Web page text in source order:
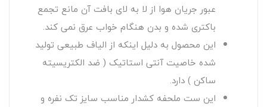
عبور جریان هوا از لا به لای بافت آن مانع تجمع
باکتری شده و بدن هنگام خواب عرق نمی کند.
این محصول به دلیل اینکه از الیاف طبیعی تولید
شده خاصیت آنتی استاتیک ( ضد الکتریسیته
ساکن ) دارد.
این ست ملحفه کشدار مناسب سایز تک نفره و